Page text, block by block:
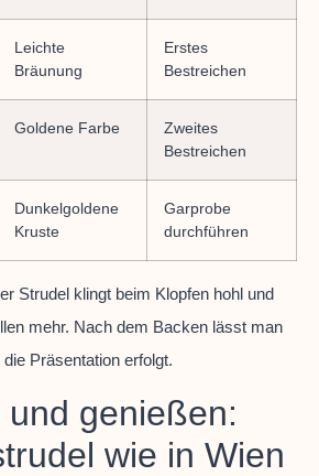
Leichte
Bräunung
Erstes
Bestreichen
Goldene Farbe
Zweites
Bestreichen
Dunkelgoldene
Kruste
Garprobe
durchführen
Strudel klingt beim Klopfen hohl und
mehr. Nach dem Backen lässt man
Präsentation erfolgt.
genießen:
wie in Wien